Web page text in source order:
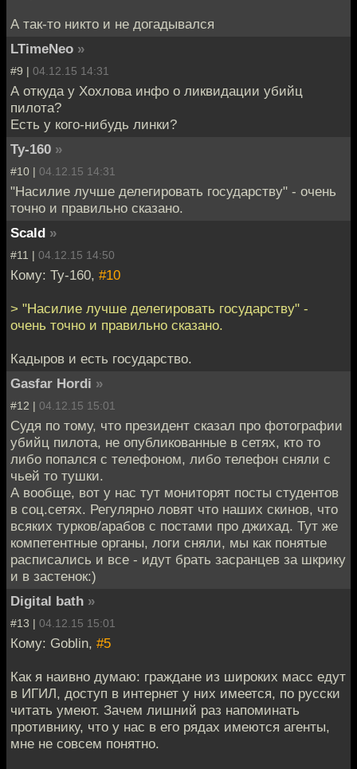
А так-то никто и не догадывался
LTimeNeo »
#9 | 04.12.15 14:31
А откуда у Хохлова инфо о ликвидации убийц
пилота?
Есть у кого-нибудь линки?
Ту-160 »
#10 | 04.12.15 14:31
"Насилие лучше делегировать государству" - очень
точно и правильно сказано.
Scald »
#11 | 04.12.15 14:50
Кому: Ту-160, #10
> "Насилие лучше делегировать государству" -
очень точно и правильно сказано.
Кадыров и есть государство.
Gasfar Hordi »
#12 | 04.12.15 15:01
Судя по тому, что президент сказал про фотографии
убийц пилота, не опубликованные в сетях, кто то
либо попался с телефоном, либо телефон сняли с
чьей то тушки.
А вообще, вот у нас тут мониторят посты студентов
в соц.сетях. Регулярно ловят что наших скинов, что
всяких турков/арабов с постами про джихад. Тут же
компетентные органы, логи сняли, мы как понятые
расписались и все - идут брать засранцев за шкрику
и в застенок:)
Digital bath »
#13 | 04.12.15 15:01
Кому: Goblin, #5
Как я наивно думаю: граждане из широких масс едут
в ИГИЛ, доступ в интернет у них имеется, по русски
читать умеют. Зачем лишний раз напоминать
противнику, что у нас в его рядах имеются агенты,
мне не совсем понятно.